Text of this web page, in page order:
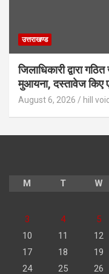
उत्तराखण्ड
जिलाधिकारी द्वारा
मुआयना, दस्तावेज किए
August 6, 2026 hill
M T W
3
4 5
10
11 12
17
18 19
24
25 26